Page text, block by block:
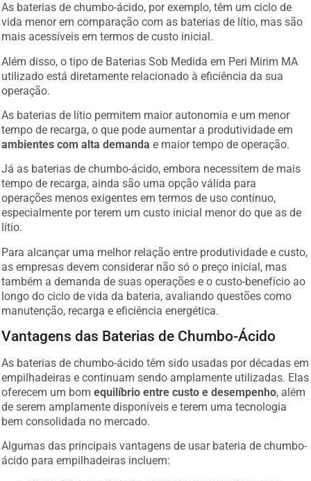
As baterias de chumbo-ácido, por exemplo, têm um ciclo de
vida menor em comparação com as baterias de lítio, mas são
mais acessíveis em termos de custo inicial.
Além disso, o tipo de Baterias Sob Medida em Peri Mirim MA
utilizado está diretamente relacionado à eficiência da sua
operação.
As baterias de lítio permitem maior autonomia e um menor
tempo de recarga, o que pode aumentar a produtividade em
ambientes com alta demanda e maior tempo de operação.
Já as baterias de chumbo-ácido, embora necessitem de mais
tempo de recarga, ainda são uma opção válida para
operações menos exigentes em termos de uso contínuo,
especialmente por terem um custo inicial menor do que as de
lítio.
Para alcançar uma melhor relação entre produtividade e custo,
as empresas devem considerar não só o preço inicial, mas
também a demanda de suas operações e o custo-benefício ao
longo do ciclo de vida da bateria, avaliando questões como
manutenção, recarga e eficiência energética.
Vantagens das Baterias de Chumbo-Ácido
As baterias de chumbo-ácido têm sido usadas por décadas em
empilhadeiras e continuam sendo amplamente utilizadas. Elas
oferecem um bomequilíbrio entre custo e desempenho, além
de serem amplamente disponíveis e terem uma tecnologia
bem consolidada no mercado.
Algumas das principais vantagens de usar bateria de chumbo-
ácido para empilhadeiras incluem: